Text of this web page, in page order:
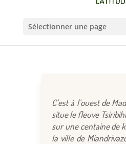
Sélectionner une page
C’est à l’ouest de
situe le fleuve
sur une centaine de
la ville de